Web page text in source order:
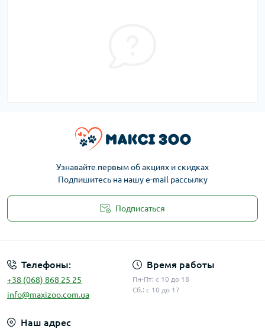
Узнавайте первым об акциях и скидках
Подпишитесь на нашу e-mail рассылку
Подписаться
Телефоны:
+38 (068) 868 25 25
info@maxizoo.com.ua
Время работы
Пн-Пт: с 10 до 18
Сб.: с 10 до 17
Наш адрес